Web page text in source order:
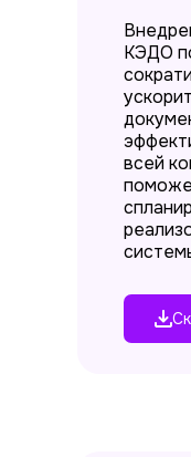
КЭДО
всей